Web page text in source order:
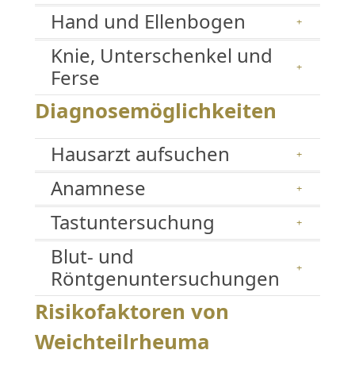
Hand und Ellenbogen
Knie, Unterschenkel und
Ferse
Diagnosemöglichkeiten
Hausarzt aufsuchen
Anamnese
Tastuntersuchung
Blut- und
Röntgenuntersuchungen
Risikofaktoren von
Weichteilrheuma